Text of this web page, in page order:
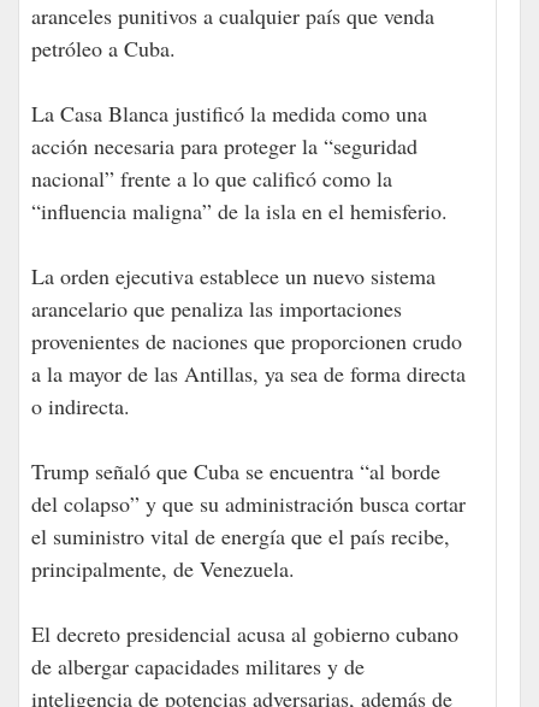
aranceles punitivos a cualquier país que venda
petróleo a Cuba.
La Casa Blanca justificó la medida como una
acción necesaria para proteger la “seguridad
nacional” frente a lo que calificó como la
“influencia maligna” de la isla en el hemisferio.
La orden ejecutiva establece un nuevo sistema
arancelario que penaliza las importaciones
provenientes de naciones que proporcionen crudo
a la mayor de las Antillas, ya sea de forma directa
o indirecta.
Trump señaló que Cuba se encuentra “al borde
del colapso” y que su administración busca cortar
el suministro vital de energía que el país recibe,
principalmente, de Venezuela.
El decreto presidencial acusa al gobierno cubano
de albergar capacidades militares y de
inteligencia de potencias adversarias, además de